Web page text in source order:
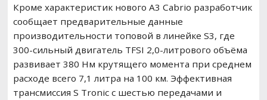
Кроме характеристик нового A3 Cabrio разработчик
сообщает предварительные данные
производительности топовой в линейке S3, где
300-сильный двигатель TFSI 2,0-литрового объёма
развивает 380 Нм крутящего момента при среднем
расходе всего 7,1 литра на 100 км. Эффективная
трансмиссия ​​S Tronic с шестью передачами и